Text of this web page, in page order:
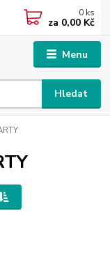
Menu
Hledat
0 ks
za 0,00 Kč